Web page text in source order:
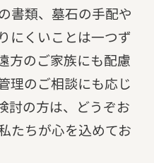
書類、墓石の手配や
にくいことは一つず
方のご家族にも配慮
理のご相談にも応じ
討の方は、どうぞお
たちが心を込めてお